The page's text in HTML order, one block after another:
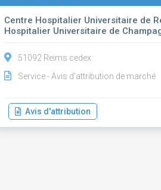
Centre Hospitalier Universitaire de
Hospitalier Universitaire de
51092 Reims cedex
Service - Avis d'attribution de marché
Avis d'attribution